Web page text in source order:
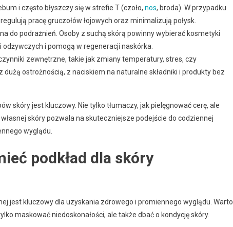
i często błyszczy się w strefie T (czoło, nos, broda). W przypadku
pracę gruczołów łojowych oraz minimalizują połysk.
do podrażnień. Osoby z suchą skórą powinny wybierać kosmetyki
i pomogą w regeneracji naskórka.
zewnętrzne, takie jak zmiany temperatury, stres, czy
ostrożnością, z naciskiem na naturalne składniki i produkty bez
skóry jest kluczowy. Nie tylko tłumaczy, jak pielęgnować cerę, ale
skóry pozwala na skuteczniejsze podejście do codziennej
wyglądu.
podkład dla skóry
jest kluczowy dla uzyskania zdrowego i promiennego wyglądu. Warto
maskować niedoskonałości, ale także dbać o kondycję skóry.